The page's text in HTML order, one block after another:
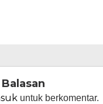
untuk berkomentar.